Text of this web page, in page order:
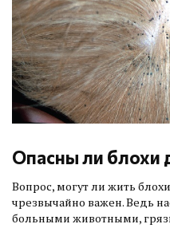
Опасны ли блохи
Вопрос, могут ли жить
чрезвычайно важен. Ведь
больными животными,